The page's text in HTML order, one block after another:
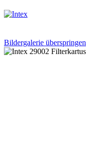
Bildergalerie überspringen